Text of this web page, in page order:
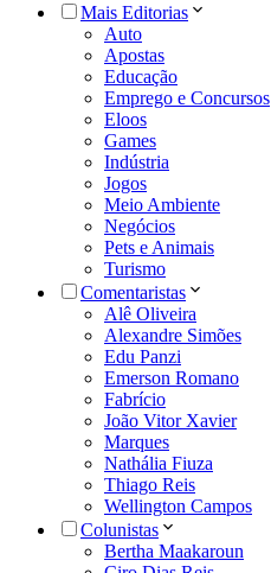
Mais Editorias
Auto
Apostas
Educação
Emprego e Concursos
Eloos
Games
Indústria
Jogos
Meio Ambiente
Negócios
Pets e Animais
Turismo
Comentaristas
Alê Oliveira
Alexandre Simões
Edu Panzi
Emerson Romano
Fabrício
João Vitor Xavier
Marques
Nathália Fiuza
Thiago Reis
Wellington Campos
Colunistas
Bertha Maakaroun